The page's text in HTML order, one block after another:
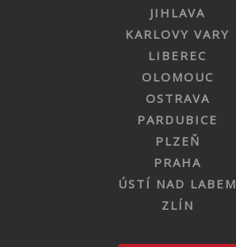
JIHLAVA
KARLOVY VARY
LIBEREC
OLOMOUC
OSTRAVA
PARDUBICE
PLZEŇ
PRAHA
ÚSTÍ NAD LABEM
ZLÍN